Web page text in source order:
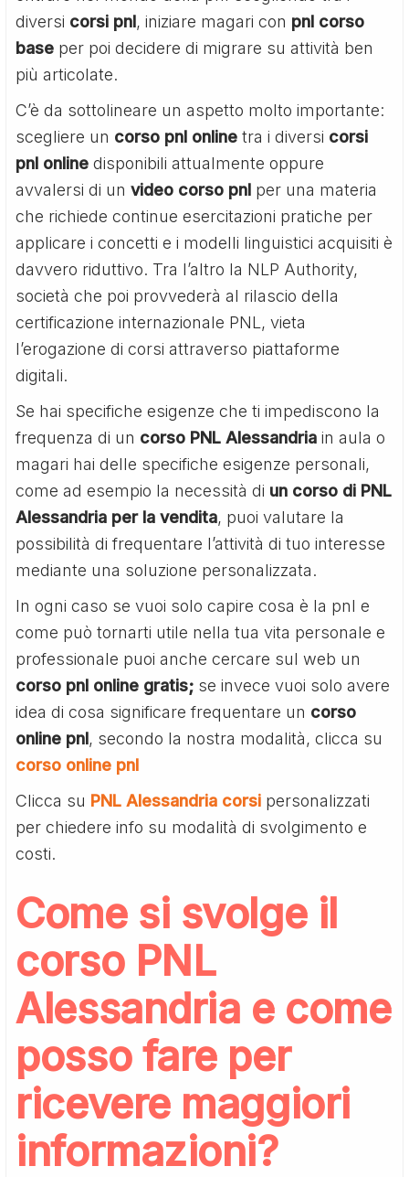
diversi corsi pnl, iniziare magari con pnl corso
base per poi decidere di migrare su attività ben
più articolate.
C’è da sottolineare un aspetto molto importante:
scegliere un corso pnl online tra i diversi corsi
pnl online disponibili attualmente oppure
avvalersi di unvideo corso pnl per una materia
che richiede continue esercitazioni pratiche per
applicare i concetti e i modelli linguistici acquisiti è
davvero riduttivo. Tra l’altro la NLP Authority,
società che poi provvederà al rilascio della
certificazione internazionale PNL, vieta
l’erogazione di corsi attraverso piattaforme
digitali.
Se hai specifiche esigenze che ti impediscono la
frequenza di un corso PNL Alessandria in aula o
magari hai delle specifiche esigenze personali,
come ad esempio la necessità di un corso di PNL
Alessandria per la vendita, puoi valutare la
possibilità di frequentare l’attività di tuo interesse
mediante una soluzione personalizzata.
In ogni caso se vuoi solo capire cosa è la pnl e
come può tornarti utile nella tua vita personale e
professionale puoi anche cercare sul web un
corso pnl online gratis; se invece vuoi solo avere
idea di cosa significare frequentare un corso
online pnl, secondo la nostra modalità, clicca su
corso online pnl
Clicca su PNL Alessandria corsi personalizzati
per chiedere info su modalità di svolgimento e
costi.
Come si svolge il
corso PNL
Alessandria e come
posso fare per
ricevere maggiori
informazioni?